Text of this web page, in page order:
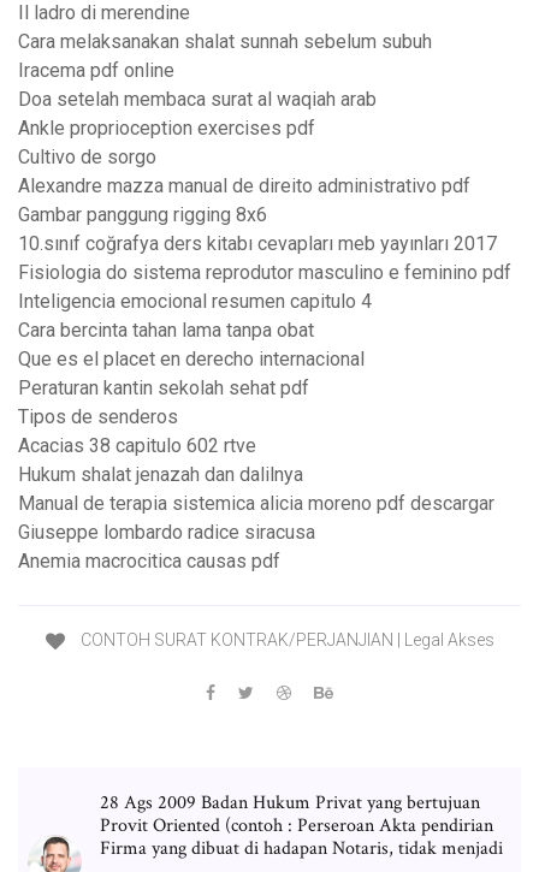
Il ladro di merendine
Cara melaksanakan shalat sunnah sebelum subuh
Iracema pdf online
Doa setelah membaca surat al waqiah arab
Ankle proprioception exercises pdf
Cultivo de sorgo
Alexandre mazza manual de direito administrativo pdf
Gambar panggung rigging 8x6
10.sınıf coğrafya ders kitabı cevapları meb yayınları 2017
Fisiologia do sistema reprodutor masculino e feminino pdf
Inteligencia emocional resumen capitulo 4
Cara bercinta tahan lama tanpa obat
Que es el placet en derecho internacional
Peraturan kantin sekolah sehat pdf
Tipos de senderos
Acacias 38 capitulo 602 rtve
Hukum shalat jenazah dan dalilnya
Manual de terapia sistemica alicia moreno pdf descargar
Giuseppe lombardo radice siracusa
Anemia macrocitica causas pdf
CONTOH SURAT KONTRAK/PERJANJIAN | Legal Akses
28 Ags 2009 Badan Hukum Privat yang bertujuan
Provit Oriented (contoh : Perseroan Akta pendirian
Firma yang dibuat di hadapan Notaris, tidak menjadi